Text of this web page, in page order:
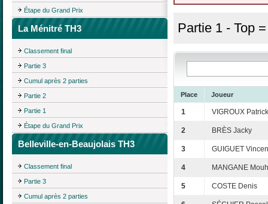
Étape du Grand Prix
La Ménitré TH3
Classement final
Partie 3
Cumul après 2 parties
Partie 2
Partie 1
Étape du Grand Prix
Belleville-en-Beaujolais TH3
Classement final
Partie 3
Cumul après 2 parties
Partie 1 - Top
Place Joueur
1 VIGROUX Patrick
2 BRÈS Jacky
3 GUIGUET
4 MANGANE
5 COSTE Denis